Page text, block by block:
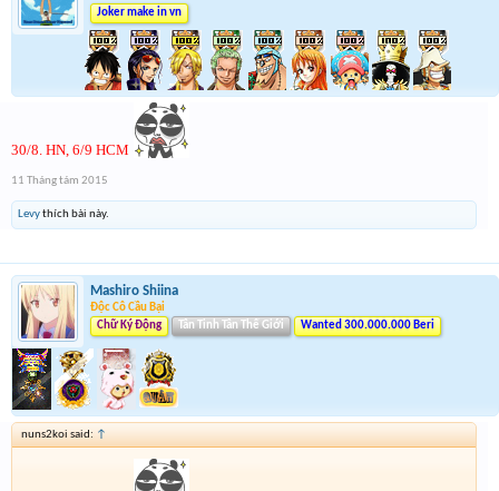
Joker make in vn
30/8. HN, 6/9 HCM
11 Tháng tám 2015
Levythích bài này.
Mashiro Shiina
Độc Cô Cầu Bại
Chữ Ký Động
Tân Tinh Tân Thế Giới Wanted 300.000.000 Beri
nuns2koi said: ↑